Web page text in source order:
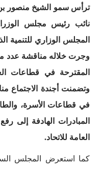
ترأس سمو الشيخ منصور بن
نائب رئيس مجلس
المجلس الوزاري
وجرت خلاله مناقشة عدد
المقترحة في قطاعات
وتضمنت أجندة الاجتماع
في قطاعات الأسرة،
المبادرات الهادفة إلى
العامة للاتحاد.
كما استعرض المجلس